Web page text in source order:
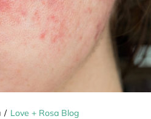
/ Love + Rosa Blog